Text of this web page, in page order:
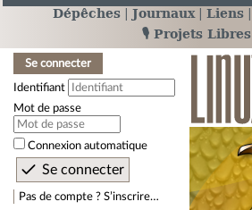
Dépêches Journaux Liens
🎙️ Projets Libres
Se connecter
Identifiant
Mot de passe
Connexion automatique
Pas de compte ? S’inscrire…